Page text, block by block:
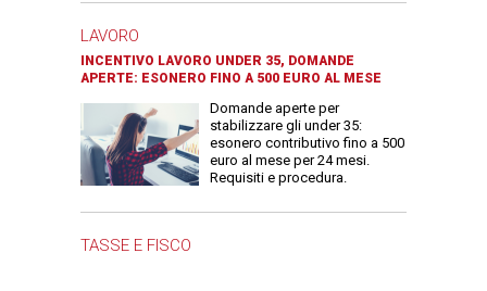
LAVORO
INCENTIVO LAVORO UNDER 35, DOMANDE
APERTE: ESONERO FINO A 500 EURO AL MESE
Domande aperte per
stabilizzare gli under 35:
esonero contributivo fino a 500
euro al mese per 24 mesi.
Requisiti e procedura.
TASSE E FISCO